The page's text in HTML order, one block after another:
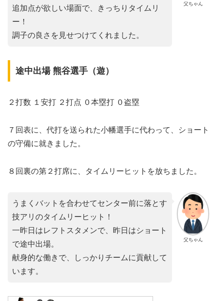
父ちゃん
追加点が欲しい場面で、きっちりタイムリ
ー！
調子の良さを見せつけてくれました。
途中出場 熊谷選手（遊）
２打数 １安打 ２打点 ０本塁打 ０盗塁
７回表に、代打を送られた小幡選手に代わって、ショート
の守備に就きました。
８回裏の第２打席に、タイムリーヒットを放ちました。
父ちゃん
うまくバットを合わせてセンター前に落とす
技アリのタイムリーヒット！
一昨日はレフトスタメンで、昨日はショート
で途中出場。
献身的な働きで、しっかりチームに貢献して
います。